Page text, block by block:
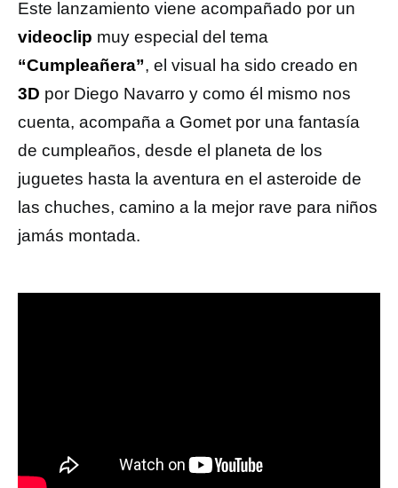
Este lanzamiento viene acompañado por un
videoclip muy especial del tema
“Cumpleañera”, el visual ha sido creado en
3D por Diego Navarro y como él mismo nos
cuenta, acompaña a Gomet por una fantasía
de cumpleaños, desde el planeta de los
juguetes hasta la aventura en el asteroide de
las chuches, camino a la mejor rave para niños
jamás montada.